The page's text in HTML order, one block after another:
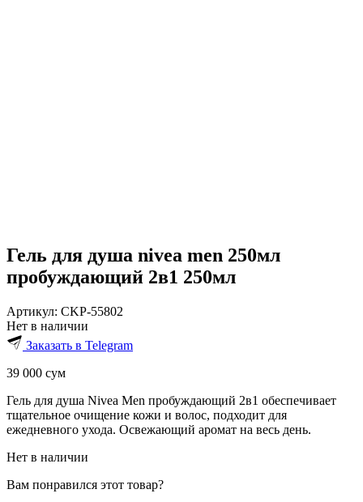
Гель для душа nivea men 250мл
пробуждающий 2в1 250мл
Артикул: CKP-55802
Нет в наличии
Заказать в Telegram
39 000 сум
Гель для душа Nivea Men пробуждающий 2в1 обеспечивает
тщательное очищение кожи и волос, подходит для
ежедневного ухода. Освежающий аромат на весь день.
Нет в наличии
Вам понравился этот товар?